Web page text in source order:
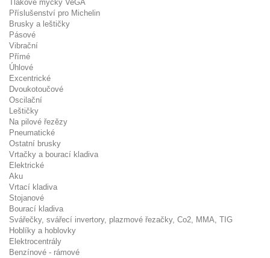
Tlakové myčky VeGA
Příslušenství pro Michelin
Brusky a leštičky
Pásové
Vibrační
Přímé
Úhlové
Excentrické
Dvoukotoučové
Oscilační
Leštičky
Na pilové řezězy
Pneumatické
Ostatní brusky
Vrtačky a bourací kladiva
Elektrické
Aku
Vrtací kladiva
Stojanové
Bourací kladiva
Svářečky, svářecí invertory, plazmové řezačky, Co2, MMA, TIG
Hoblíky a hoblovky
Elektrocentrály
Benzínové - rámové